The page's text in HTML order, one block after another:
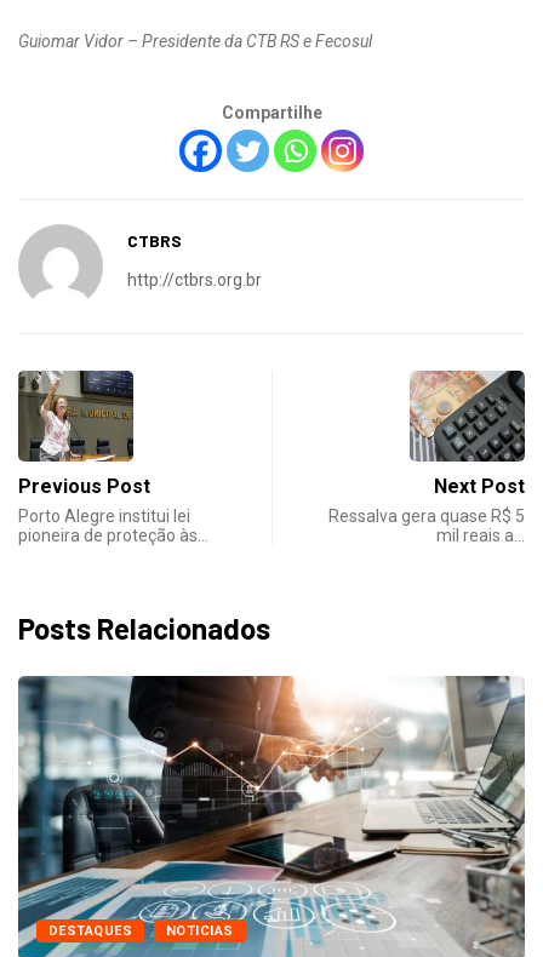
Guiomar Vidor – Presidente da CTB RS e Fecosul
Compartilhe
CTBRS
http://ctbrs.org.br
Previous Post
Porto Alegre institui lei
pioneira de proteção às…
Next Post
Ressalva gera quase R$ 5
mil reais a…
Posts Relacionados
DESTAQUES NOTICIAS
Metalúrgicos de Caxias do Sul aprovam
24/07/2026